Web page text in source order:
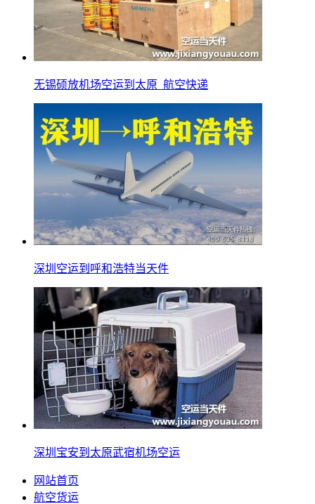
无锡硕放机场空运到太原_航空快递
深圳空运到呼和浩特当天件
深圳宝安到太原武宿机场空运
网站首页
航空货运